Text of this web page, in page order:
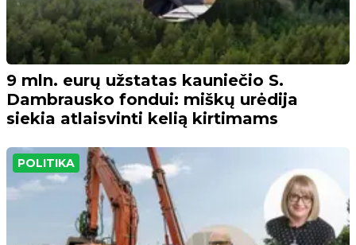
9 mln. eurų užstatas kauniečio S.
Dambrausko fondui: miškų urėdija
siekia atlaisvinti kelią kirtimams
POLITIKA